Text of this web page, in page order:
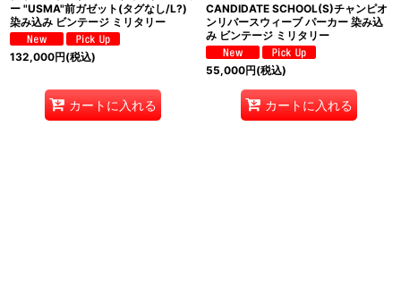
ー "USMA"前ガゼット(タグなし/L?)
染み込み ビンテージ ミリタリー
132,000円(税込)
カートに入れる
CANDIDATE SCHOOL(S)チャンピオ
ンリバースウィーブ パーカー 染み込
み ビンテージ ミリタリー
55,000円(税込)
カートに入れる